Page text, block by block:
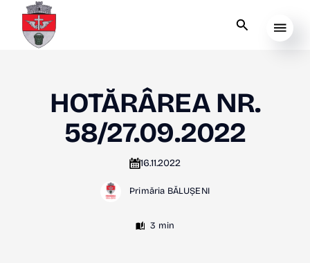
HOTĂRÂREA NR.
58/27.09.2022
16.11.2022
Primăria BĂLUȘENI
3 min